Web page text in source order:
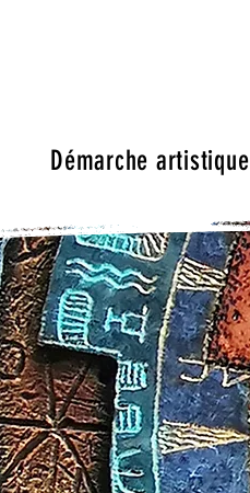
Démarche artistique